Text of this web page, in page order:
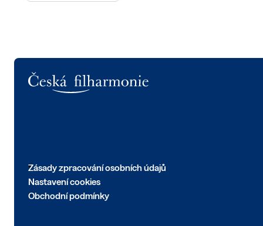
Zásady zpracování osobních údajů
Nastavení cookies
Obchodní podmínky